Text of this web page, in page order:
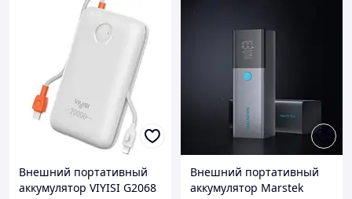
Внешний портативный
аккумулятор VIYISI G2068
Внешний портативный
аккумулятор Marstek